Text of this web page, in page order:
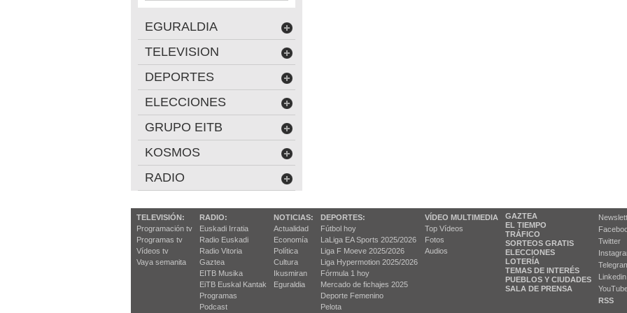
EGURALDIA
TELEVISION
DEPORTES
ELECCIONES
GRUPO EITB
KOSMOS
RADIO
TELEVISIÓN:
Programación tv
Programas tv
Vídeos tv
Vaya semanita
RADIO:
Euskadi Irratia
Radio Euskadi
Radio Vitoria
Gaztea
EITB Musika
EiTB Euskal Kantak
Programas
Podcast
NOTICIAS:
Actualidad
Economía
Política
Cultura
Ikusmiran
Eguraldia
DEPORTES:
Fútbol hoy
LaLiga EA Sports 2025/2026
Liga F Moeve 2025/2026
Liga Hypermotion 2025/2026
Fórmula 1 hoy
Mercado de fichajes 2025
Deporte Femenino
Pelota
VÍDEO MULTIMEDIA
Top Vídeos
Fotos
Audios
GAZTEA
EL TIEMPO
TRÁFICO
SORTEOS GRATIS
ELECCIONES
LOTERÍA
TEMAS DE INTERÉS
PUEBLOS Y CIUDADES
SALA DE PRENSA
Twitter
Linkedin
RSS